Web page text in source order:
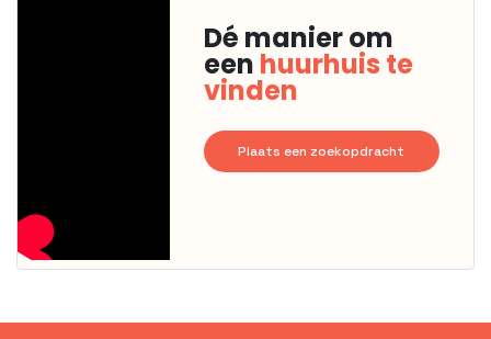
Dé manier om
een huurhuis te
vinden
Plaats een zoekopdracht